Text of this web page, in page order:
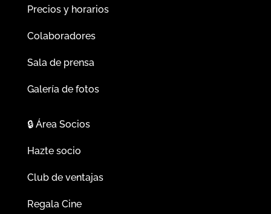
Precios y horarios
Colaboradores
Sala de prensa
Galería de fotos
🔒Área Socios
Hazte socio
Club de ventajas
Regala Cine